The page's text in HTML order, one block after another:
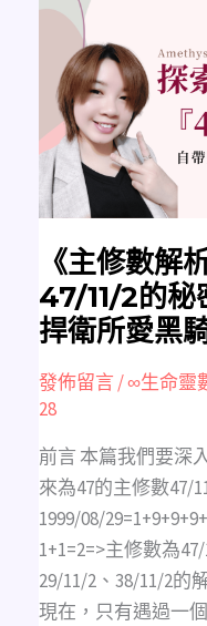
《主修數解
47/11/2的秘
捍衛所愛黑
發佈留言/∞生命靈
28
前言 本篇我們要深
來為47的主修數47/
1999/08/
1+1=2=>主修數為
29/11/2、38/11/2的
現在，只有遇過一
數
析》
探
索
生
命
靈
數
47/11/2
秘
密，
自
豐
盛
財
富
的
捍
衛
愛
黑